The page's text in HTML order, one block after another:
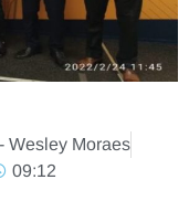
Wesley Moraes
09:12